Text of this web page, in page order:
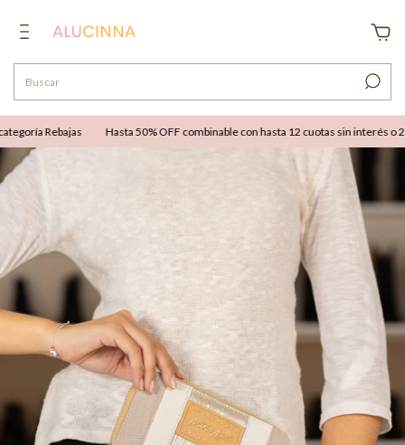
Rebajas Hasta 50% OFF combinable con hasta 12 cuotas sin interés o